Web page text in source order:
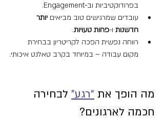
בפרודוקטיביות וב-Engagement.
עובדים שמרגישים טוב מביאים יותר
חדשנות ו-פחות טעויות.
רווחה נפשית הפכה לקריטריון בבחירת
מקום עבודה – במיוחד בקרב טאלנט איכותי.
מה הופך את “רגע” לבחירה
חכמה לארגונים?